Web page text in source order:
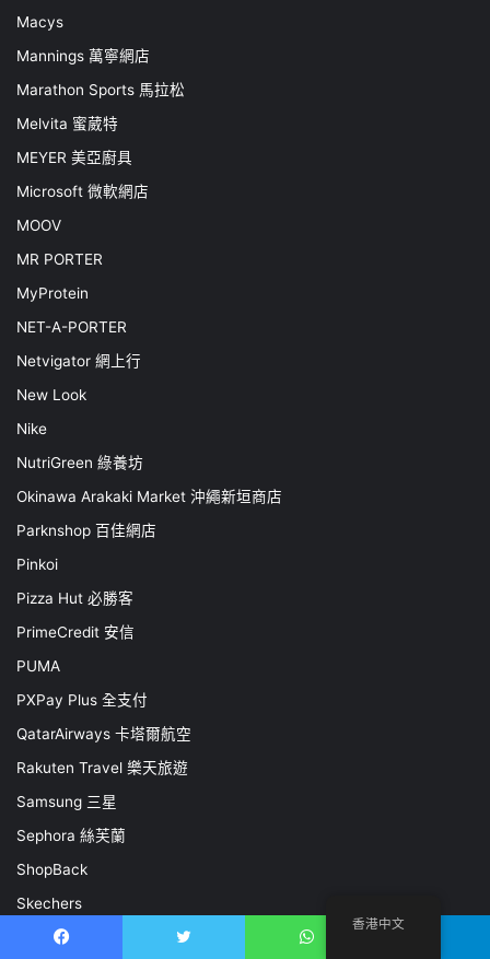
Macys
Mannings 萬寧網店
Marathon Sports 馬拉松
Melvita 蜜葳特
MEYER 美亞廚具
Microsoft 微軟網店
MOOV
MR PORTER
MyProtein
NET-A-PORTER
Netvigator 網上行
New Look
Nike
NutriGreen 綠養坊
Okinawa Arakaki Market 沖繩新垣商店
Parknshop 百佳網店
Pinkoi
Pizza Hut 必勝客
PrimeCredit 安信
PUMA
PXPay Plus 全支付
QatarAirways 卡塔爾航空
Rakuten Travel 樂天旅遊
Samsung 三星
Sephora 絲芙蘭
ShopBack
Skechers
Sasa 莎莎
香港中文